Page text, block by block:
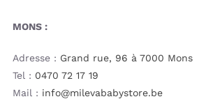
MONS :
Adresse : Grand rue, 96 à 7000 Mons
Tel : 0470 72 17 19
Mail : info@milevababystore.be